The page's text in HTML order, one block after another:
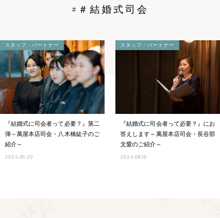
#＃結婚式司会
スタッフ・パートナー
『結婚式に司会者って必要？』第二
弾～萬屋本店司会・八木橋紘子のご
紹介～
2024.09.20
スタッフ・パートナー
『結婚式に司会者って必要？』にお
答えします～萬屋本店司会・長谷部
文愛のご紹介～
2024.08.16